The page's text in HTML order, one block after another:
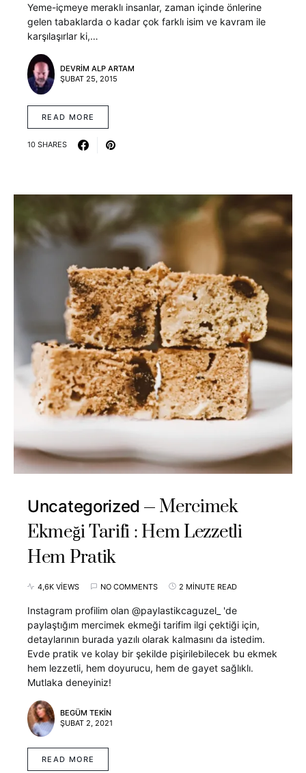
Yeme-içmeye meraklı insanlar, zaman içinde önlerine
gelen tabaklarda o kadar çok farklı isim ve kavram ile
karşılaşırlar ki,…
DEVRIM ALP ARTAM
ŞUBAT 25, 2015
READ MORE
10 SHARES
Uncategorized
Mercimek
Ekmeği Tarifi : Hem Lezzetli
Hem Pratik
4,6K VIEWS NO COMMENTS 2 MINUTE READ
Instagram profilim olan @paylastikcaguzel_ 'de
paylaştığım mercimek ekmeği tarifim ilgi çektiği için,
detaylarının burada yazılı olarak kalmasını da istedim.
Evde pratik ve kolay bir şekilde pişirilebilecek bu ekmek
hem lezzetli, hem doyurucu, hem de gayet sağlıklı.
Mutlaka deneyiniz!
BEGÜM TEKIN
ŞUBAT 2, 2021
READ MORE